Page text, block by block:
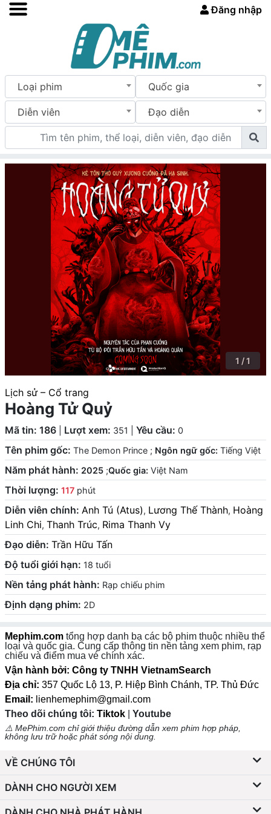
Đăng nhập
Loại phim Quốc gia
Diễn viên Đạo diễn
1 / 1
Lịch sử – Cổ trang
Hoàng Tử Quỷ
Mã tin: 186 Lượt xem: 351 Yêu cầu: 0
Tên phim gốc: The Demon Prince ; Ngôn ngữ gốc: Tiếng Việt
Năm phát hành: 2025 ;Quốc gia: Việt Nam
Thời lượng: 117 phút
Diễn viên chính: Anh Tú (Atus), Lương Thế Thành, Hoàng
Linh Chi, Thanh Trúc, Rima Thanh Vy
Đạo diễn: Trần Hữu Tấn
Độ tuổi giới hạn: 18 tuổi
Nền tảng phát hành: Rạp chiếu phim
Định dạng phim: 2D
Mephim.com tổng hợp danh bạ các bộ phim thuộc nhiều thể
loại và quốc gia. Cung cấp thông tin nền tảng xem phim, rạp
chiếu và điểm mua vé chính xác.
Vận hành bởi: Công ty TNHH VietnamSearch
Địa chỉ: 357 Quốc Lộ 13, P. Hiệp Bình Chánh, TP. Thủ Đức
Email: lienhemephim@gmail.com
Theo dõi chúng tôi: Tiktok Youtube
⚠️ MePhim.com chỉ giới thiệu đường dẫn xem phim hợp pháp,
không lưu trữ hoặc phát sóng nội dung.
VỀ CHÚNG TÔI
DÀNH CHO NGƯỜI XEM